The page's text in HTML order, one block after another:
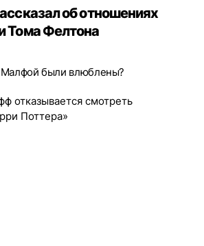
об отношениях
Тома Фелтона
были влюблены?